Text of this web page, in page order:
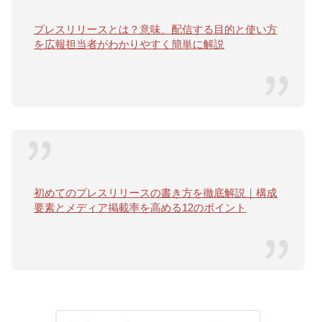
プレスリリースとは？意味、配信する目的と使い方
を広報担当者がわかりやすく簡単に解説
初めてのプレスリリースの書き方を徹底解説｜構成
要素とメディア掲載率を高める12のポイント